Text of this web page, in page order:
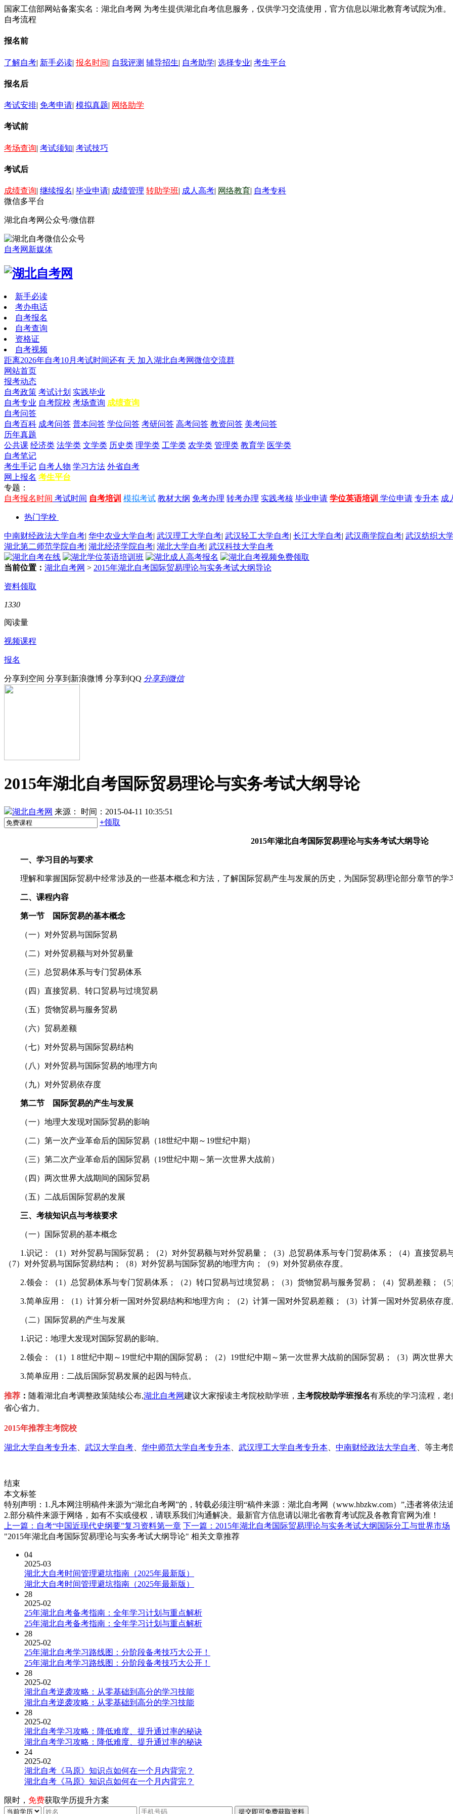
国家工信部网站备案实名：湖北自考网 为考生提供湖北自考信息服务，仅供学习交流使用，官方信息以湖北教育考试院为准。
自考流程
报名前
了解自考| 新手必读| 报名时间| 自我评测 辅导招生| 自考助学| 选择专业| 考生平台
报名后
考试安排| 免考申请| 模拟真题| 网络助学
考试前
考场查询| 考试须知| 考试技巧
考试后
成绩查询| 继续报名| 毕业申请| 成绩管理 转助学班| 成人高考| 网络教育| 自考专科
微信多平台
湖北自考网公众号/微信群
自考网新媒体
新手必读
考办电话
自考报名
自考查询
资格证
自考视频
距离2026年自考10月考试时间还有 天 加入湖北自考网微信交流群
网站首页
报考动态
自考政策 考试计划 实践毕业
自考专业 自考院校 考场查询 成绩查询
自考问答
自考百科 成考问答 普本问答 学位问答 考研问答 高考问答 教资问答 美考问答
历年真题
公共课 经济类 法学类 文学类 历史类 理学类 工学类 农学类 管理类 教育学 医学类
自考笔记
考生手记 自考人物 学习方法 外省自考
网上报名 考生平台
专题：
自考报名时间 考试时间 自考培训 模拟考试 教材大纲 免考办理 转考办理 实践考核 毕业申请 学位英语培训 学位申请 专升本 成
热门学校
中南财经政法大学自考| 华中农业大学自考| 武汉理工大学自考| 武汉轻工大学自考| 长江大学自考| 武汉商学院自考| 武汉纺织大
湖北第二师范学院自考| 湖北经济学院自考| 湖北大学自考| 武汉科技大学自考
当前位置： 湖北自考网 > 2015年湖北自考国际贸易理论与实务考试大纲导论
资料领取
1330
阅读量
视频课程
报名
分享到空间 分享到新浪微博 分享到QQ 分享到微信
2015年湖北自考国际贸易理论与实务考试大纲导论
湖北自考网 来源：
时间：2015-04-11 10:35:51
+领取
2015年湖北自考国际贸易理论与实务考试大纲导论
一、学习目的与要求
理解和掌握国际贸易中经常涉及的一些基本概念和方法，了解国际贸易产生与发展的历史，为国际贸易理论部分章节的学
二、课程内容
第一节 国际贸易的基本概念
（一）对外贸易与国际贸易
（二）对外贸易额与对外贸易量
（三）总贸易体系与专门贸易体系
（四）直接贸易、转口贸易与过境贸易
（五）货物贸易与服务贸易
（六）贸易差额
（七）对外贸易与国际贸易结构
（八）对外贸易与国际贸易的地理方向
（九）对外贸易依存度
第二节 国际贸易的产生与发展
（一）地理大发现对国际贸易的影响
（二）第一次产业革命后的国际贸易（18世纪中期～19世纪中期）
（三）第二次产业革命后的国际贸易（19世纪中期～第一次世界大战前）
（四）两次世界大战期间的国际贸易
（五）二战后国际贸易的发展
三、考核知识点与考核要求
（一）国际贸易的基本概念
1.识记：（1）对外贸易与国际贸易；（2）对外贸易额与对外贸易量；（3）总贸易体系与专门贸易体系；（4）直接贸易
（7）对外贸易与国际贸易结构；（8）对外贸易与国际贸易的地理方向；（9）对外贸易依存度。
2.领会：（1）总贸易体系与专门贸易体系；（2）转口贸易与过境贸易；（3）货物贸易与服务贸易；（4）贸易差额；（5
3.简单应用：（1）计算分析一国对外贸易结构和地理方向；（2）计算一国对外贸易差额；（3）计算一国对外贸易依存度
（二）国际贸易的产生与发展
1.识记：地理大发现对国际贸易的影响。
2.领会：（1）1 8世纪中期～19世纪中期的国际贸易；（2）19世纪中期～第一次世界大战前的国际贸易；（3）两次世界大
3.简单应用：二战后国际贸易发展的起因与特点。
推荐 ： 随着湖北自考调整政策陆续公布,湖北自考网建议大家报读主考院校助学班， 主考院校助学班报名有系统的学习流程，
省心省力。
2015年推荐主考院校
湖北大学自考专升本 武汉大学自考 华中师范大学自考专升本 武汉理工大学自考专升本 中南财经政法大学自考 、等主
结束
本文标签
特别声明：1.凡本网注明稿件来源为“湖北自考网”的，转载必须注明“稿件来源：湖北自考网（www.hbzkw.com）”,违者将依法
2.部分稿件来源于网络，如有不实或侵权，请联系我们沟通解决。最新官方信息请以湖北省教育考试院及各教育官网为准！
上一篇：自考“中国近现代史纲要”复习资料第一章 下一篇：2015年湖北自考国际贸易理论与实务考试大纲国际分工与世界市场
"2015年湖北自考国际贸易理论与实务考试大纲导论" 相关文章推荐
04
2025-03
湖北大自考时间管理避坑指南（2025年最新版）
湖北大自考时间管理避坑指南（2025年最新版）
28
2025-02
25年湖北自考备考指南：全年学习计划与重点解析
25年湖北自考备考指南：全年学习计划与重点解析
28
2025-02
25年湖北自考学习路线图：分阶段备考技巧大公开！
25年湖北自考学习路线图：分阶段备考技巧大公开！
28
2025-02
湖北自考逆袭攻略：从零基础到高分的学习技能
湖北自考逆袭攻略：从零基础到高分的学习技能
28
2025-02
湖北自考学习攻略：降低难度、提升通过率的秘诀
湖北自考学习攻略：降低难度、提升通过率的秘诀
24
2025-02
湖北自考《马原》知识点如何在一个月内背完？
湖北自考《马原》知识点如何在一个月内背完？
限时， 免费获取学历提升方案